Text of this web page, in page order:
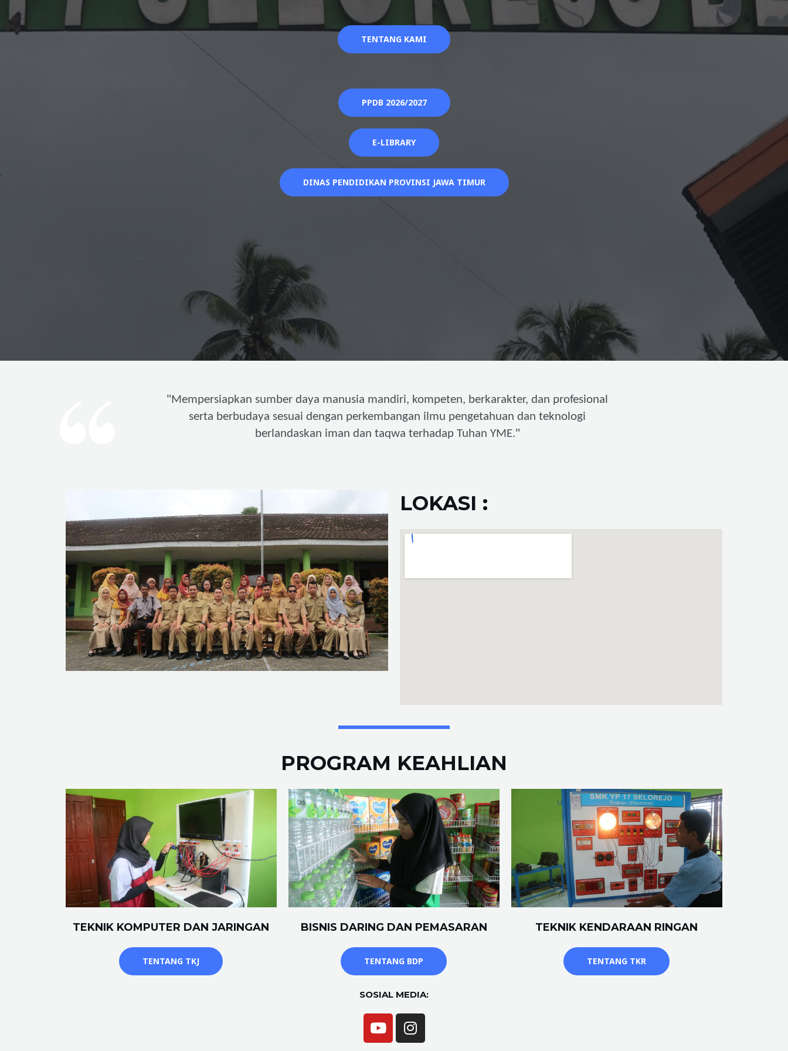
TENTANG KAMI
PPDB 2026/2027
E-LIBRARY
DINAS PENDIDIKAN PROVINSI JAWA TIMUR
"Mempersiapkan sumber daya manusia mandiri, kompeten, berkarakter, dan profesional
serta berbudaya sesuai dengan perkembangan ilmu pengetahuan dan teknologi
berlandaskan iman dan taqwa terhadap Tuhan YME."
LOKASI :
PROGRAM KEAHLIAN
TEKNIK KOMPUTER DAN JARINGAN
TENTANG TKJ
BISNIS DARING DAN PEMASARAN
TENTANG BDP
TEKNIK KENDARAAN RINGAN
TENTANG TKR
SOSIAL MEDIA: